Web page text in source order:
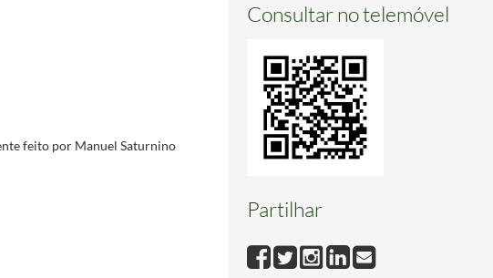
Consultar no telemóvel
Partilhar
feito por Manuel Saturnino